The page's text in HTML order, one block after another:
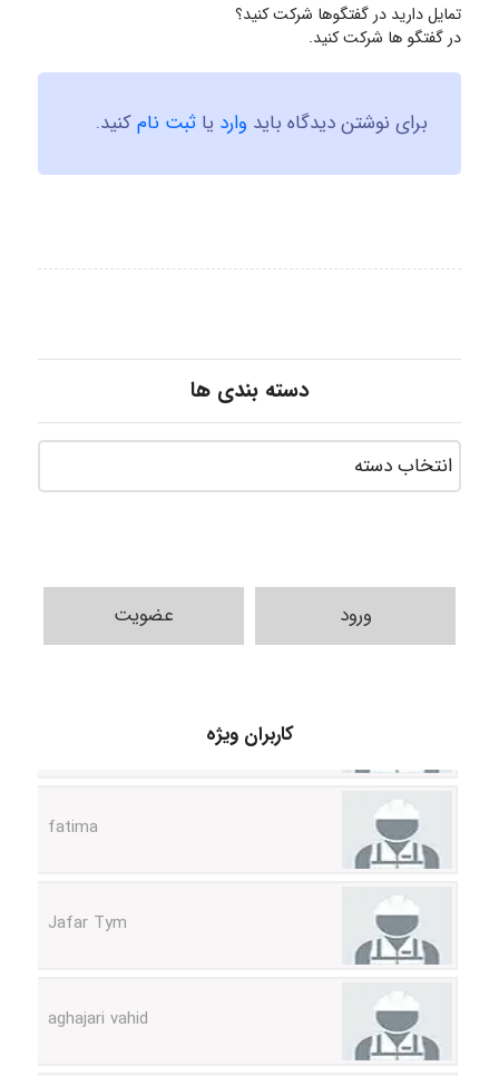
تمایل دارید در گفتگوها شرکت کنید؟
در گفتگو ها شرکت کنید.
برای نوشتن دیدگاه باید وارد یا ثبت نامکنید.
دسته بندی ها
ورود عضویت
کاربران ویژه